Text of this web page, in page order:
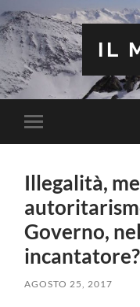
IL
Attiva/disattiva
il
sui
dispositivi
mobili
Illegalità,
Governo,
incantatore?
AGOSTO 25, 2017